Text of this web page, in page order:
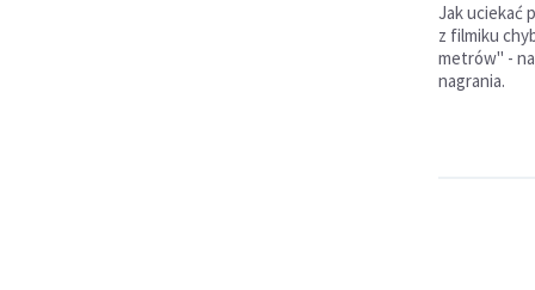
Jak uciekać
z filmiku
metrów" -
nagrania.